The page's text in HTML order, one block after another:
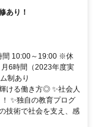
あり！
間 10:00～19:00 ※休
6時間（2023年度実
制あり
ける働き方◎ ✨社会人
✨独自の教育プログ
技術で社会を支え、感